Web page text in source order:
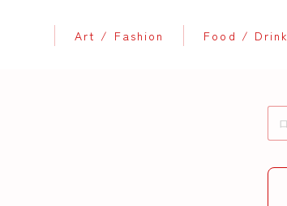
Art / Fashion Food / Drink